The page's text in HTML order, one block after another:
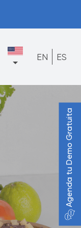
EN ES
Agenda tu Demo Gratuita